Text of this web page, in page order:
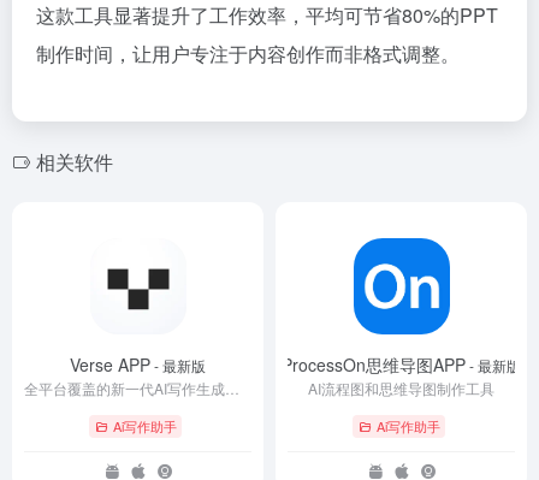
这款工具显著提升了工作效率，平均可节省80%的PPT
制作时间，让用户专注于内容创作而非格式调整。
相关软件
Verse APP- 最新版
Ai写作助手
ProcessOn思维导图APP- 最新版
AI流程图和思维导图制作工具
Ai写作助手